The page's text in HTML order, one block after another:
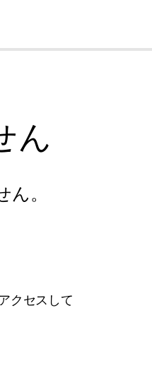
ん
。
クセスして